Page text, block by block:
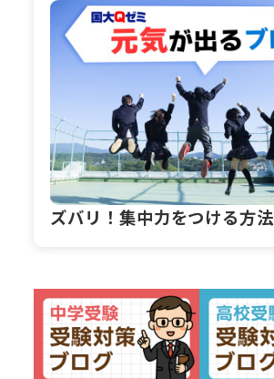
ズバリ！集中力をつける方法